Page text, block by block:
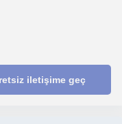
iletişime geç